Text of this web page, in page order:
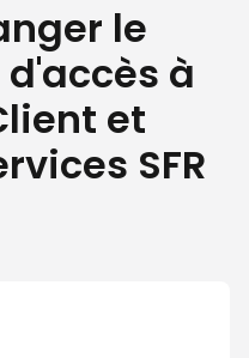
le
à
et
SFR